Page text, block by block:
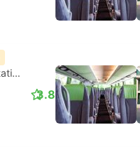
Warszawa Jana Kasprowicza Bus Station, Varsovie
3.8